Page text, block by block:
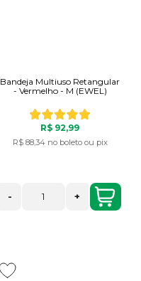
Bandeja Multiuso Retangular
- Vermelho - M (EWEL)
R$ 92,99
R$ 88,34 no boleto ou pix
- +